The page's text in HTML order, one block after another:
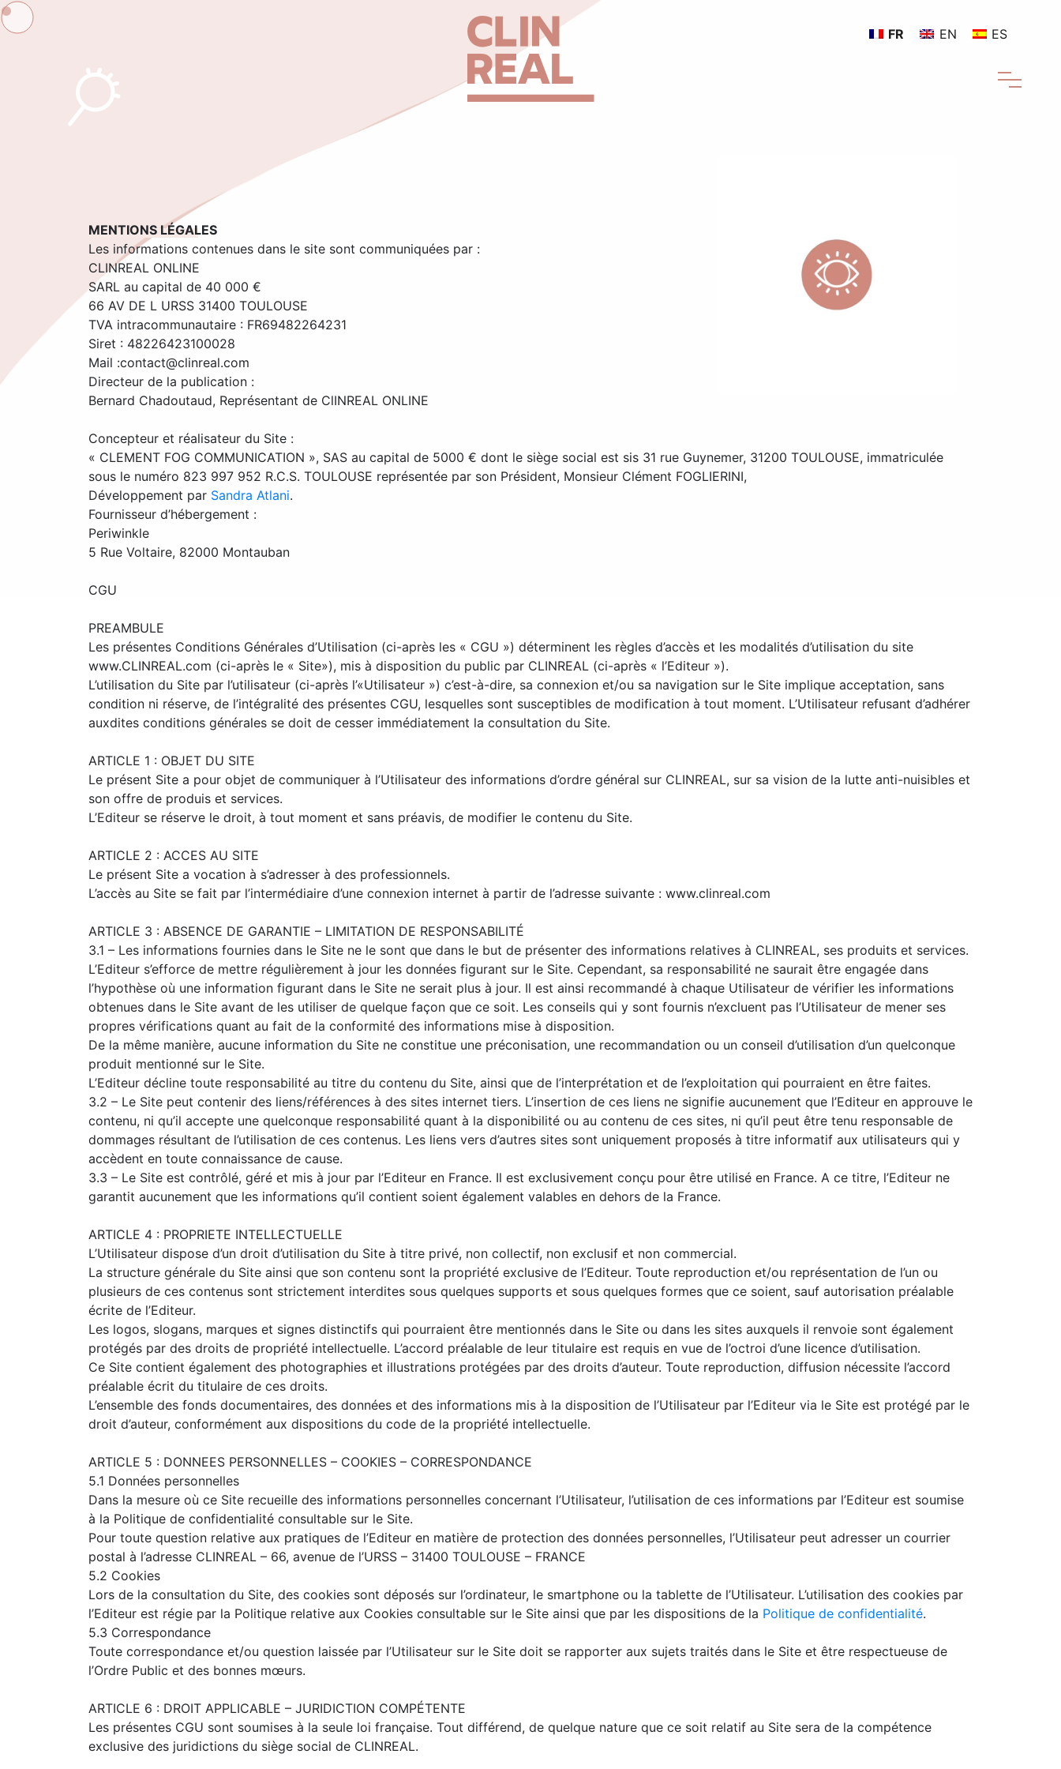
FR EN ES
MENTIONS LÉGALES
Les informations contenues dans le site sont communiquées par :
CLINREAL ONLINE
SARL au capital de 40 000 €
66 AV DE L URSS 31400 TOULOUSE
TVA intracommunautaire : FR69482264231
Siret : 48226423100028
Mail :contact@clinreal.com
Directeur de la publication :
Bernard Chadoutaud, Représentant de ClINREAL ONLINE
Concepteur et réalisateur du Site :
« CLEMENT FOG COMMUNICATION », SAS au capital de 5000 € dont le siège social est sis 31 rue Guynemer, 31200 TOULOUSE, immatriculée
sous le numéro 823 997 952 R.C.S. TOULOUSE représentée par son Président, Monsieur Clément FOGLIERINI,
Développement par Sandra Atlani.
Fournisseur d’hébergement :
Periwinkle
5 Rue Voltaire, 82000 Montauban
CGU
PREAMBULE
Les présentes Conditions Générales d’Utilisation (ci-après les « CGU ») déterminent les règles d’accès et les modalités d’utilisation du site
www.CLINREAL.com (ci-après le « Site»), mis à disposition du public par CLINREAL (ci-après « l’Editeur »).
L’utilisation du Site par l’utilisateur (ci-après l’«Utilisateur ») c’est-à-dire, sa connexion et/ou sa navigation sur le Site implique acceptation, sans
condition ni réserve, de l’intégralité des présentes CGU, lesquelles sont susceptibles de modification à tout moment. L’Utilisateur refusant d’adhérer
auxdites conditions générales se doit de cesser immédiatement la consultation du Site.
ARTICLE 1 : OBJET DU SITE
Le présent Site a pour objet de communiquer à l’Utilisateur des informations d’ordre général sur CLINREAL, sur sa vision de la lutte anti-nuisibles et
son offre de produis et services.
L’Editeur se réserve le droit, à tout moment et sans préavis, de modifier le contenu du Site.
ARTICLE 2 : ACCES AU SITE
Le présent Site a vocation à s’adresser à des professionnels.
L’accès au Site se fait par l’intermédiaire d’une connexion internet à partir de l’adresse suivante : www.clinreal.com
ARTICLE 3 : ABSENCE DE GARANTIE – LIMITATION DE RESPONSABILITÉ
3.1 – Les informations fournies dans le Site ne le sont que dans le but de présenter des informations relatives à CLINREAL, ses produits et services.
L’Editeur s’efforce de mettre régulièrement à jour les données figurant sur le Site. Cependant, sa responsabilité ne saurait être engagée dans
l’hypothèse où une information figurant dans le Site ne serait plus à jour. Il est ainsi recommandé à chaque Utilisateur de vérifier les informations
obtenues dans le Site avant de les utiliser de quelque façon que ce soit. Les conseils qui y sont fournis n’excluent pas l’Utilisateur de mener ses
propres vérifications quant au fait de la conformité des informations mise à disposition.
De la même manière, aucune information du Site ne constitue une préconisation, une recommandation ou un conseil d’utilisation d’un quelconque
produit mentionné sur le Site.
L’Editeur décline toute responsabilité au titre du contenu du Site, ainsi que de l’interprétation et de l’exploitation qui pourraient en être faites.
3.2 – Le Site peut contenir des liens/références à des sites internet tiers. L’insertion de ces liens ne signifie aucunement que l’Editeur en approuve le
contenu, ni qu’il accepte une quelconque responsabilité quant à la disponibilité ou au contenu de ces sites, ni qu’il peut être tenu responsable de
dommages résultant de l’utilisation de ces contenus. Les liens vers d’autres sites sont uniquement proposés à titre informatif aux utilisateurs qui y
accèdent en toute connaissance de cause.
3.3 – Le Site est contrôlé, géré et mis à jour par l’Editeur en France. Il est exclusivement conçu pour être utilisé en France. A ce titre, l’Editeur ne
garantit aucunement que les informations qu’il contient soient également valables en dehors de la France.
ARTICLE 4 : PROPRIETE INTELLECTUELLE
L’Utilisateur dispose d’un droit d’utilisation du Site à titre privé, non collectif, non exclusif et non commercial.
La structure générale du Site ainsi que son contenu sont la propriété exclusive de l’Editeur. Toute reproduction et/ou représentation de l’un ou
plusieurs de ces contenus sont strictement interdites sous quelques supports et sous quelques formes que ce soient, sauf autorisation préalable
écrite de l’Editeur.
Les logos, slogans, marques et signes distinctifs qui pourraient être mentionnés dans le Site ou dans les sites auxquels il renvoie sont également
protégés par des droits de propriété intellectuelle. L’accord préalable de leur titulaire est requis en vue de l’octroi d’une licence d’utilisation.
Ce Site contient également des photographies et illustrations protégées par des droits d’auteur. Toute reproduction, diffusion nécessite l’accord
préalable écrit du titulaire de ces droits.
L’ensemble des fonds documentaires, des données et des informations mis à la disposition de l’Utilisateur par l’Editeur via le Site est protégé par le
droit d’auteur, conformément aux dispositions du code de la propriété intellectuelle.
ARTICLE 5 : DONNEES PERSONNELLES – COOKIES – CORRESPONDANCE
5.1 Données personnelles
Dans la mesure où ce Site recueille des informations personnelles concernant l’Utilisateur, l’utilisation de ces informations par l’Editeur est soumise
à la Politique de confidentialité consultable sur le Site.
Pour toute question relative aux pratiques de l’Editeur en matière de protection des données personnelles, l’Utilisateur peut adresser un courrier
postal à l’adresse CLINREAL – 66, avenue de l’URSS – 31400 TOULOUSE – FRANCE
5.2 Cookies
Lors de la consultation du Site, des cookies sont déposés sur l’ordinateur, le smartphone ou la tablette de l’Utilisateur. L’utilisation des cookies par
l’Editeur est régie par la Politique relative aux Cookies consultable sur le Site ainsi que par les dispositions de la Politique de confidentialité.
5.3 Correspondance
Toute correspondance et/ou question laissée par l’Utilisateur sur le Site doit se rapporter aux sujets traités dans le Site et être respectueuse de
l’Ordre Public et des bonnes mœurs.
ARTICLE 6 : DROIT APPLICABLE – JURIDICTION COMPÉTENTE
Les présentes CGU sont soumises à la seule loi française. Tout différend, de quelque nature que ce soit relatif au Site sera de la compétence
exclusive des juridictions du siège social de CLINREAL.